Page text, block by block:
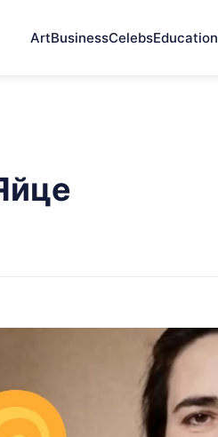
ArtBusinessCelebsEducation